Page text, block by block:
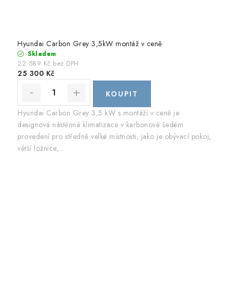
Hyundai Carbon Grey 3,5kW montáž v ceně
Skladem
22 589 Kč bez DPH
25 300 Kč
Hyundai Carbon Grey 3,5 kW s montáží v ceně je
designová nástěnná klimatizace v karbonově šedém
provedení pro středně velké místnosti, jako je obývací pokoj,
větší ložnice,...